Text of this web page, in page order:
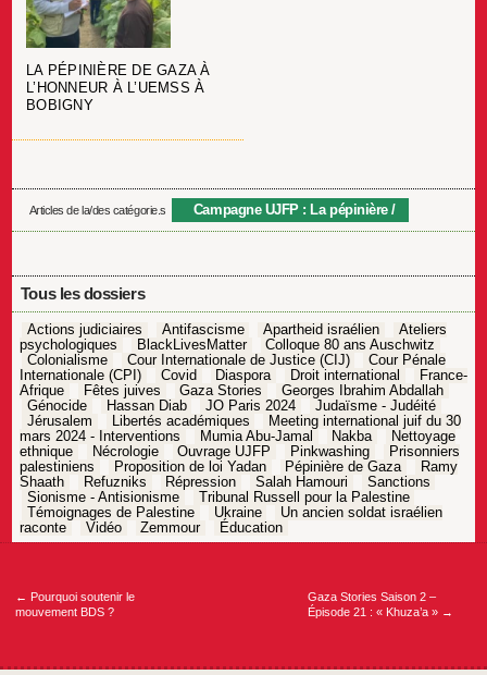
LA PÉPINIÈRE DE GAZA À
L’HONNEUR À L’UEMSS À
BOBIGNY
Articles de la/des catégorie.s Campagne UJFP : La pépinière
Tous les dossiers
Actions judiciaires Antifascisme Apartheid israélien
Ateliers
psychologiques
BlackLivesMatter
Colloque 80 ans Auschwitz
Colonialisme
Cour Internationale de Justice (CIJ)
Cour Pénale
Internationale (CPI)
Covid Diaspora Droit international
France-
Afrique
Fêtes juives Gaza Stories
Georges Ibrahim Abdallah
Génocide
Hassan Diab JO Paris 2024
Judaïsme - Judéité
Jérusalem
Libertés académiques
Meeting international juif du 30
mars 2024 - Interventions
Mumia Abu-Jamal Nakba
Nettoyage
ethnique
Nécrologie Ouvrage UJFP Pinkwashing
Prisonniers
palestiniens
Proposition de loi Yadan Pépinière de Gaza
Ramy
Shaath
Refuzniks Répression Salah Hamouri
Sanctions
Sionisme - Antisionisme
Tribunal Russell pour la Palestine
Témoignages de Palestine
Ukraine
Un ancien soldat israélien
raconte
Vidéo Zemmour Éducation
Navigation
← Pourquoi soutenir le
mouvement BDS ?
Gaza Stories Saison 2 –
Épisode 21 : « Khuza’a » →